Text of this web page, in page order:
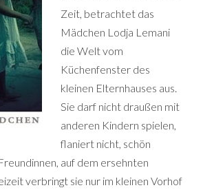
Zeit, betrachtet das
Mädchen Lodja Lemani
die Welt vom
Küchenfenster des
kleinen Elternhauses aus.
Sie darf nicht draußen mit
anderen Kindern spielen,
flaniert nicht, schön
auf dem ersehnten
verbringt sie nur im kleinen Vorhof